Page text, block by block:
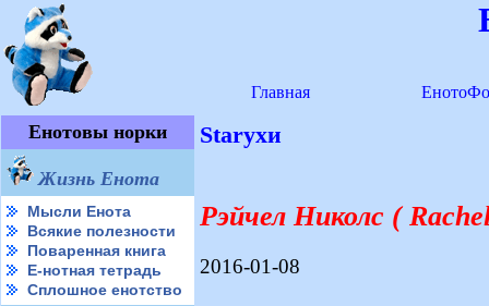
Главная
Енотовы норки
Жизнь Енота
Мысли Енота
Всякие полезности
Поваренная книга
Е-нотная тетрадь
Сплошное енотство
Starухи
Рэйчел Николс (
2016-01-08